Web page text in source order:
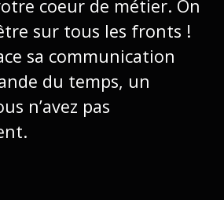
coeur de métier. On
sur tous les fronts !
sa communication
du temps, un
n’avez pas